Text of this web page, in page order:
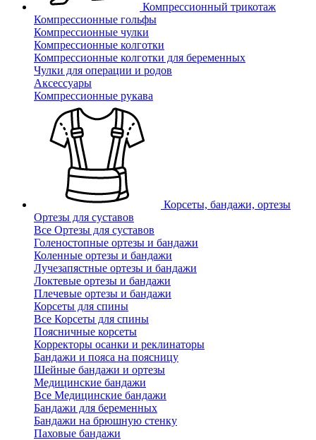
Компрессионный трикотаж
Компрессионные гольфы
Компрессионные чулки
Компрессионные колготки
Компрессионные колготки для беременных
Чулки для операции и родов
Аксессуары
Компрессионные рукава
Корсеты, бандажи, ортезы
Ортезы для суставов
Все Ортезы для суставов
Голеностопные ортезы и бандажи
Коленные ортезы и бандажи
Лучезапястные ортезы и бандажи
Локтевые ортезы и бандажи
Плечевые ортезы и бандажи
Корсеты для спины
Все Корсеты для спины
Поясничные корсеты
Корректоры осанки и реклинаторы
Бандажи и пояса на поясницу
Шейные бандажи и ортезы
Медицинские бандажи
Все Медицинские бандажи
Бандажи для беременных
Бандажи на брюшную стенку
Паховые бандажи